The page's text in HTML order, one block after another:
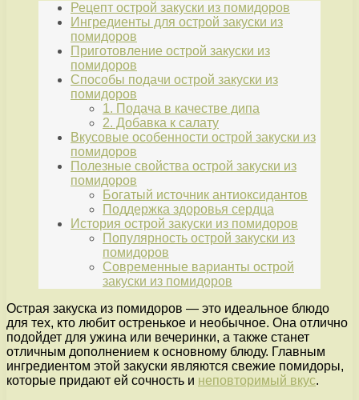
Рецепт острой закуски из помидоров
Ингредиенты для острой закуски из
помидоров
Приготовление острой закуски из
помидоров
Способы подачи острой закуски из
помидоров
1. Подача в качестве дипа
2. Добавка к салату
Вкусовые особенности острой закуски из
помидоров
Полезные свойства острой закуски из
помидоров
Богатый источник антиоксидантов
Поддержка здоровья сердца
История острой закуски из помидоров
Популярность острой закуски из
помидоров
Современные варианты острой
закуски из помидоров
Острая закуска из помидоров — это идеальное блюдо
для тех, кто любит остренькое и необычное. Она отлично
подойдет для ужина или вечеринки, а также станет
отличным дополнением к основному блюду. Главным
ингредиентом этой закуски являются свежие помидоры,
которые придают ей сочность и неповторимый вкус.